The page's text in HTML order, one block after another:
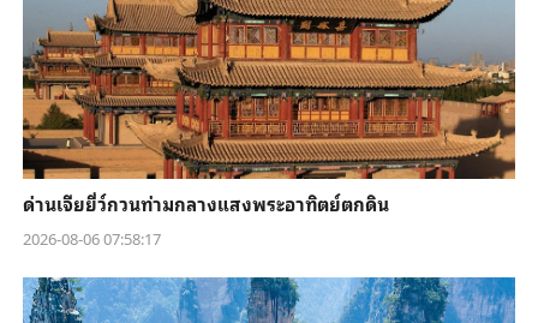
ด่านเจียยี่ว์กวนท่ามกลางแสงพระอาทิตย์ตกดิน
2026-08-06 07:58:17